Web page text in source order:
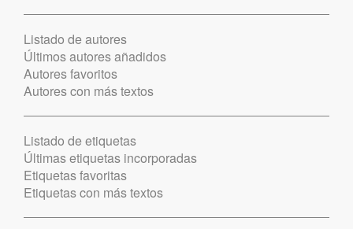
Listado de autores
Últimos autores añadidos
Autores favoritos
Autores con más textos
Listado de etiquetas
Últimas etiquetas incorporadas
Etiquetas favoritas
Etiquetas con más textos